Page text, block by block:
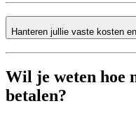
Hanteren jullie vaste kosten
Wil je weten hoe
betalen?